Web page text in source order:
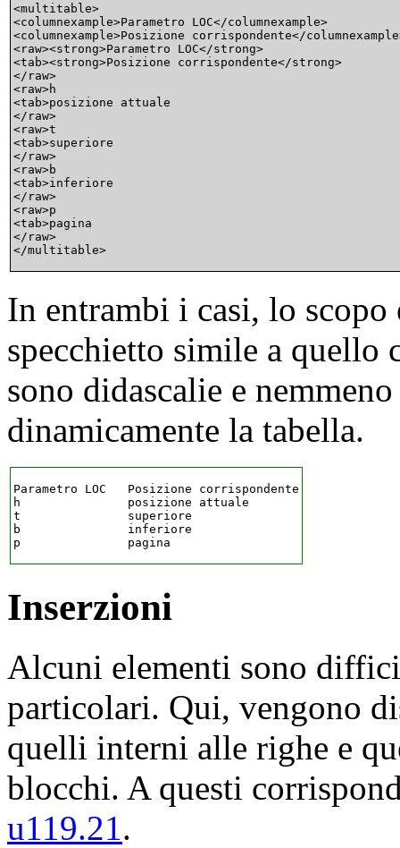
<multitable>
<columnexample>Parametro LOC</columnexample>
<columnexample>Posizione corrispondente</
<raw><strong>Parametro LOC</strong>
<tab><strong>Posizione corrispondente</strong>
</raw>
<raw>h
<tab>posizione attuale
</raw>
<raw>t
<tab>superiore
</raw>
<raw>b
<tab>inferiore
</raw>
<raw>p
<tab>pagina
</raw>
In entrambi i casi, lo
specchietto simile a quello
sono didascalie e
dinamicamente la tabella.
Parametro LOC   Posizione corrispondente
h               posizione attuale
t               superiore
b               inferiore
Inserzioni
Alcuni elementi sono
particolari. Qui, vengono
quelli interni alle righe e
blocchi. A questi
u119.21.